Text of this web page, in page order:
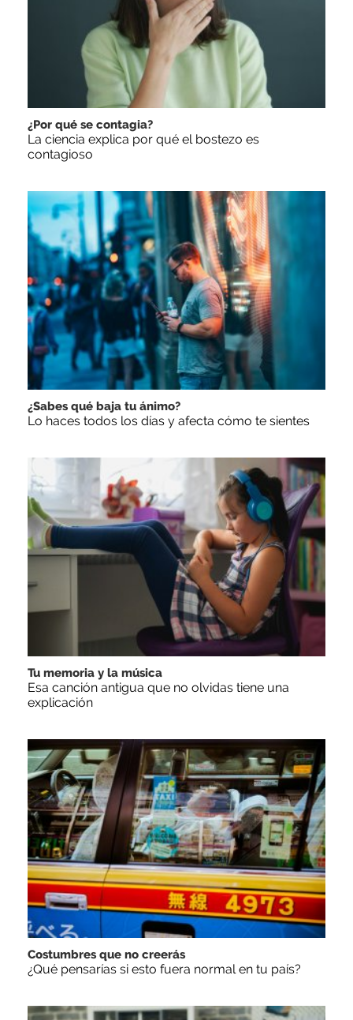
¿Por qué se contagia?
La ciencia explica por qué el bostezo es
contagioso
¿Sabes qué baja tu ánimo?
Lo haces todos los días y afecta cómo te sientes
Tu memoria y la música
Esa canción antigua que no olvidas tiene una
explicación
Costumbres que no creerás
¿Qué pensarías si esto fuera normal en tu país?